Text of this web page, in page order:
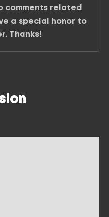
comments related
a special honor to
Thanks!